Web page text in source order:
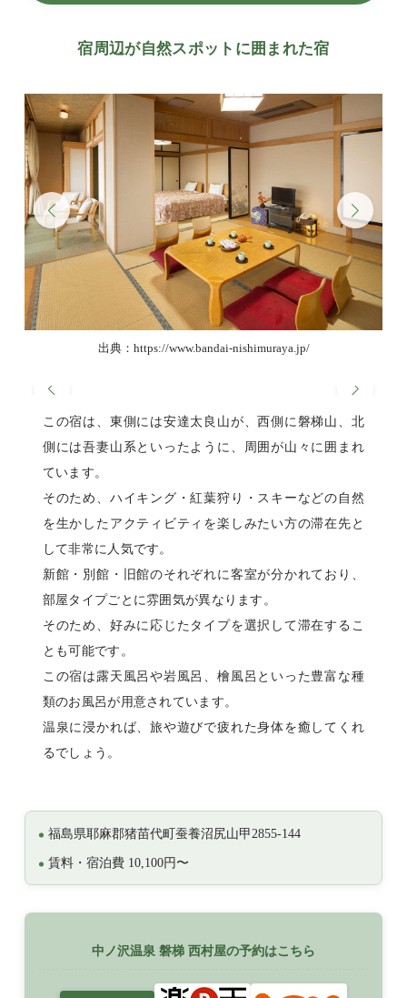
宿周辺が自然スポットに囲まれた宿
出典：https://www.bandai-nishimuraya.jp/
この宿は、東側には安達太良山が、西側に磐梯山、北
側には吾妻山系といったように、周囲が山々に囲まれ
ています。
そのため、ハイキング・紅葉狩り・スキーなどの自然
を生かしたアクティビティを楽しみたい方の滞在先と
して非常に人気です。
新館・別館・旧館のそれぞれに客室が分かれており、
部屋タイプごとに雰囲気が異なります。
そのため、好みに応じたタイプを選択して滞在するこ
とも可能です。
この宿は露天風呂や岩風呂、檜風呂といった豊富な種
類のお風呂が用意されています。
温泉に浸かれば、旅や遊びで疲れた身体を癒してくれ
るでしょう。
福島県耶麻郡猪苗代町蚕養沼尻山甲2855-144
賃料・宿泊費 10,100円〜
中ノ沢温泉 磐梯 西村屋の予約はこちら